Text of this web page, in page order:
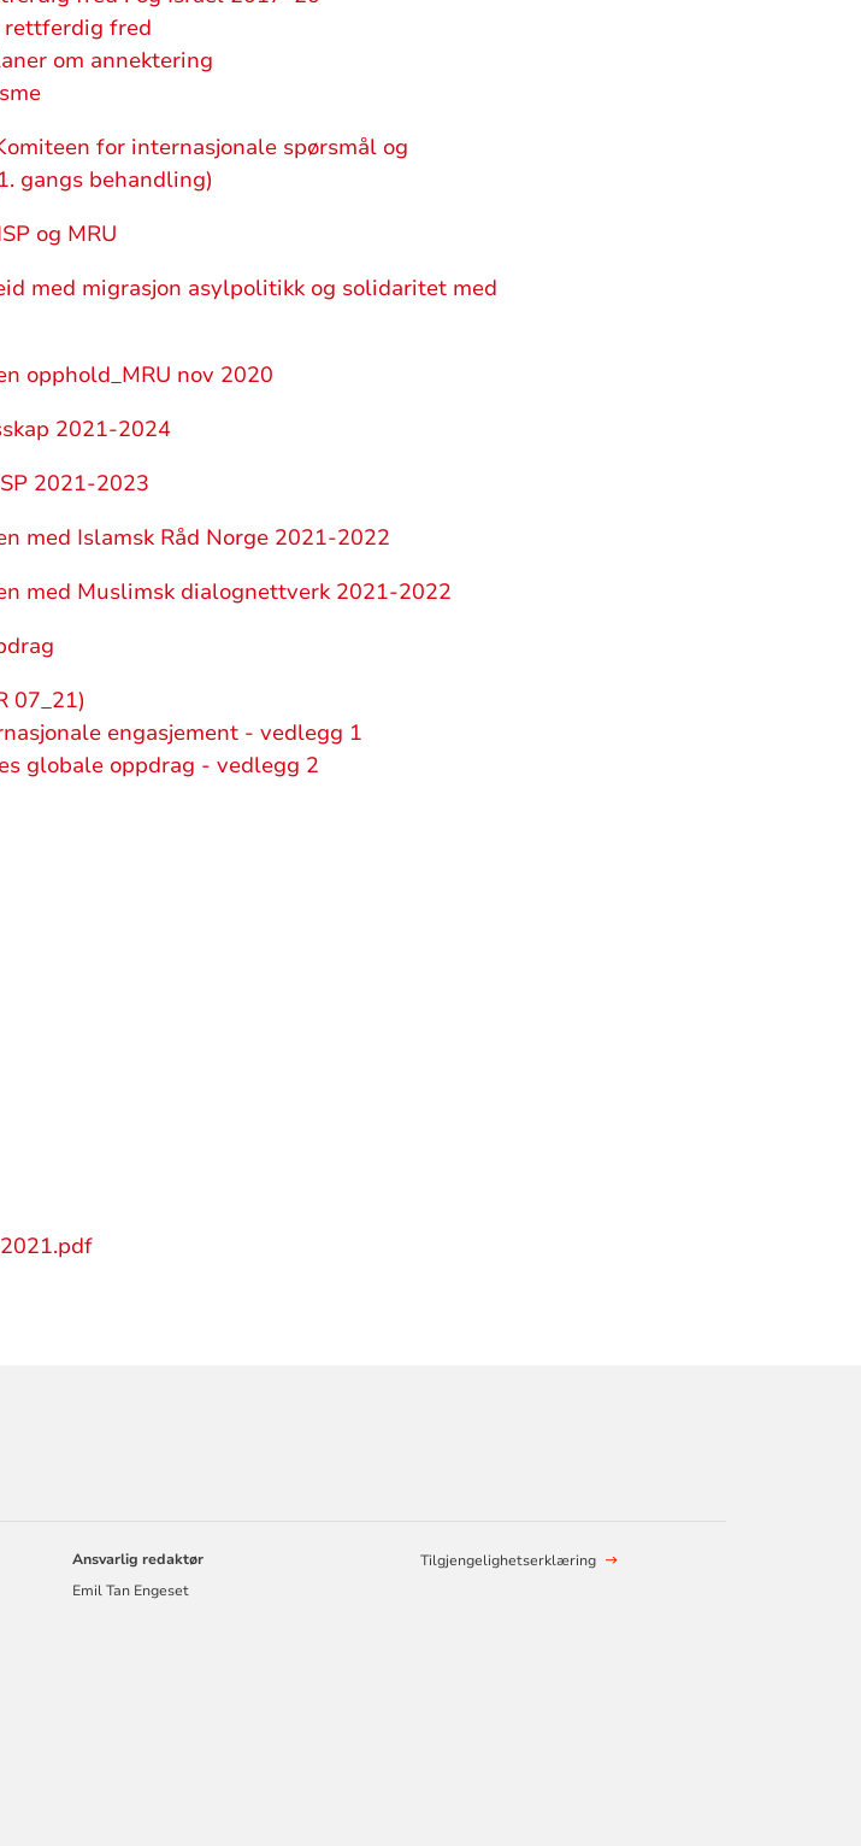
rettferdig fred
om annektering
for internasjonale spørsmål og
gangs behandling)
og MRU
med migrasjon asylpolitikk og solidaritet med
opphold_MRU nov 2020
2021-2024
2021-2023
med Islamsk Råd Norge 2021-2022
med Muslimsk dialognettverk 2021-2022
07_21)
engasjement - vedlegg 1
globale oppdrag - vedlegg 2
Ansvarlig redaktør
Emil Tan Engeset
Tilgjengelighetserklæring